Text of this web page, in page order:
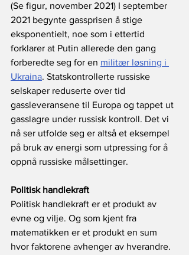
(Se figur, november 2021) I september
2021 begynte gassprisen å stige
eksponentielt, noe som i ettertid
forklarer at Putin allerede den gang
forberedte seg for en militær løsning i
Ukraina. Statskontrollerte russiske
selskaper reduserte over tid
gassleveransene til Europa og tappet ut
gasslagre under russisk kontroll. Det vi
nå ser utfolde seg er altså et eksempel
på bruk av energi som utpressing for å
oppnå russiske målsettinger.
Politisk handlekraft
Politisk handlekraft er et produkt av
evne og vilje. Og som kjent fra
matematikken er et produkt en sum
hvor faktorene avhenger av hverandre.